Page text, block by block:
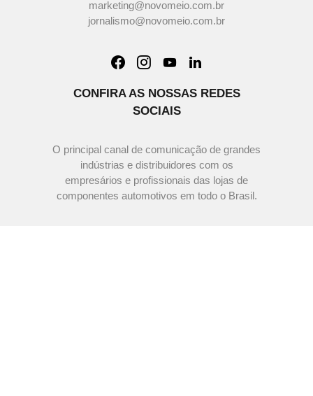
marketing@novomeio.com.br
jornalismo@novomeio.com.br
CONFIRA AS NOSSAS REDES
SOCIAIS
O principal canal de comunicação de grandes
indústrias e distribuidores com os
empresários e profissionais das lojas de
componentes automotivos em todo o Brasil.